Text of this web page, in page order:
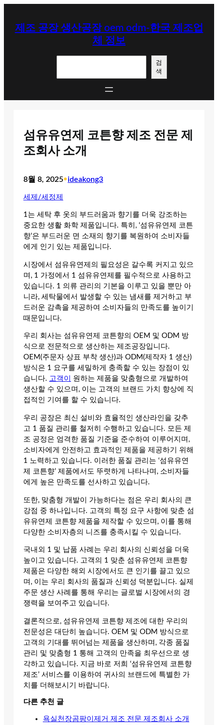
제조 공장 생산공장 oem odm-한국 제조업
체 정보
검
색
섬유유연제 코튼향 제조 전문 제
조회사 소개
8월 8, 2025•ideakong3
세제/세정제
1는 세탁 후 옷의 부드러움과 향기를 더욱 강조하는
중요한 생활 화학 제품입니다. 특히, ‘섬유유연제 코튼
향’은 부드러운 면 소재의 향기를 복원하여 소비자들
에게 인기 있는 제품입니다.
시장에서 섬유유연제의 필요성은 갈수록 커지고 있으
며, 1 가정에서 1 섬유유연제를 필수적으로 사용하고
있습니다. 1 의류 관리의 기본을 이루고 있을 뿐만 아
니라, 세탁물에서 발생할 수 있는 냄새를 제거하고 부
드러운 감촉을 제공하여 소비자들의 만족도를 높이기
때문입니다.
우리 회사는 섬유유연제 코튼향의 OEM 및 ODM 방
식으로 전문적으로 생산하는 제조공장입니다.
OEM(주문자 상표 부착 생산)과 ODM(제작자 1 생산)
방식은 1 요구를 세밀하게 충족할 수 있는 장점이 있
습니다. 고객이
원하는 제품을 맞춤형으로 개발하여
생산할 수 있으며, 이는 고객의 브랜드 가치 향상에 직
접적인 기여를 할 수 있습니다.
우리 공장은 최신 설비와 효율적인 생산라인을 갖추
고 1 품질 관리를 철저히 수행하고 있습니다. 모든 제
조 공정은 엄격한 품질 기준을 준수하여 이루어지며,
소비자에게 안전하고 효과적인 제품을 제공하기 위해
1 노력하고 있습니다. 이러한 품질 관리는 ‘섬유유연
제 코튼향’ 제품에서도 뚜렷하게 나타나며, 소비자들
에게 높은 만족도를 선사하고 있습니다.
또한, 맞춤형 개발이 가능하다는 점은 우리 회사의 큰
강점 중 하나입니다. 고객의 특정 요구 사항에 맞춘 섬
유유연제 코튼향 제품을 제작할 수 있으며, 이를 통해
다양한 소비자층의 니즈를 충족시킬 수 있습니다.
국내외 1 및 납품 사례는 우리 회사의 신뢰성을 더욱
높이고 있습니다. 고객의 1 맞춘 섬유유연제 코튼향
제품은 다양한 해외 시장에서도 큰 인기를 끌고 있으
며, 이는 우리 회사의 품질과 신뢰성 덕분입니다. 실제
주문 생산 사례를 통해 우리는 글로벌 시장에서의 경
쟁력을 보여주고 있습니다.
결론적으로, 섬유유연제 코튼향 제조에 대한 우리의
전문성은 대단히 높습니다. OEM 및 ODM 방식으로
고객의 기대를 뛰어넘는 제품을 생산하며, 각종 품질
관리 및 맞춤형 1 통해 고객의 만족을 최우선으로 생
각하고 있습니다. 지금 바로 저희 ‘섬유유연제 코튼향
제조’ 서비스를 이용하여 귀사의 브랜드에 특별한 가
치를 더해보시기 바랍니다.
다른 추천 글
욕실천장곰팡이제거 제조 전문 제조회사 소개